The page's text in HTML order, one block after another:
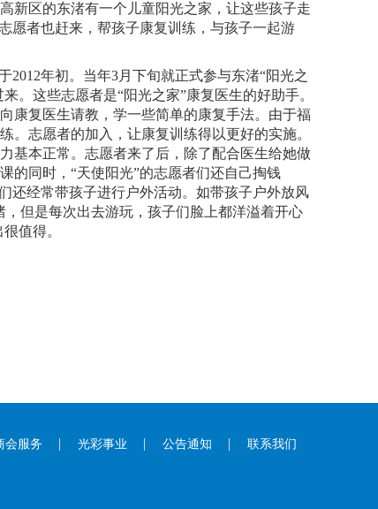
新区的东渚有一个儿童阳光之家，让这些孩子走
愿者也赶来，帮孩子康复训练，与孩子一起游
年初。当年3月下旬就正式参与东渚“阳光之
。这些志愿者是“阳光之家”康复医生的好助手。
康复医生请教，学一些简单的康复手法。由于福
志愿者的加入，让康复训练得以更好的实施。
基本正常。志愿者来了后，除了配合医生给她做
的同时，“天使阳光”的志愿者们还自己掏钱
还经常带孩子进行户外活动。如带孩子户外放风
但是每次出去游玩，孩子们脸上都洋溢着开心
值得。
会服务 光彩事业 公告通知 联系我们